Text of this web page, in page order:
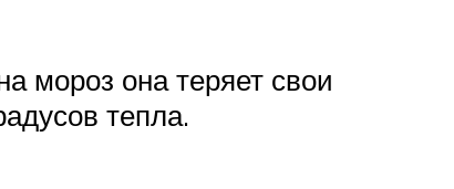
мороз она теряет свои
тепла.